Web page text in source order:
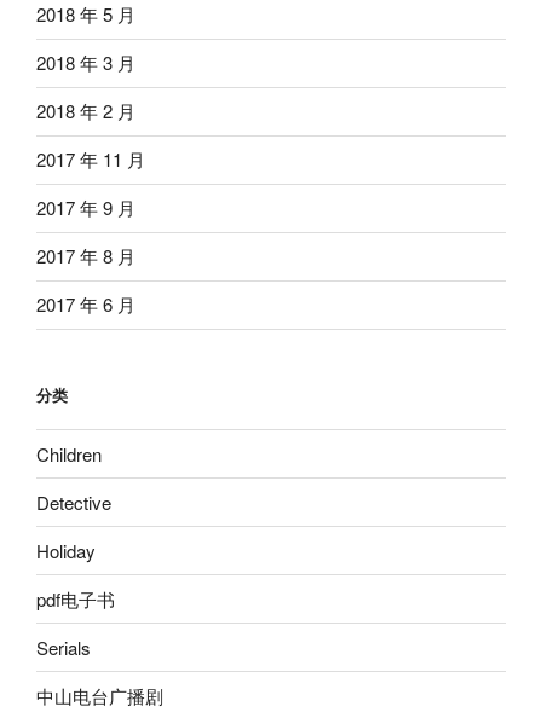
2018 年 5 月
2018 年 3 月
2018 年 2 月
2017 年 11 月
2017 年 9 月
2017 年 8 月
2017 年 6 月
分类
Children
Detective
Holiday
pdf电子书
Serials
中山电台广播剧